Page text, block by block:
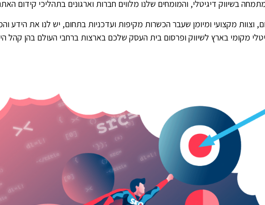
וצוות מקצועי ומיומן שעבר הכשרות מקיפות ועדכניות בתחום, יש לנו את הידע
מקומי בארץ לשיווק ופרסום בית העסק שלכם בארצות ברחבי העולם בהן קהל